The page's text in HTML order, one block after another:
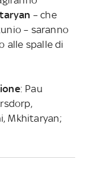
– che
– saranno
alle spalle di
: Pau
Mkhitaryan;